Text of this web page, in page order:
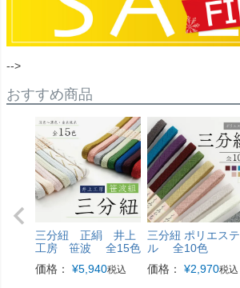
-->
おすすめ商品
三分紐 正絹 井上
工房 笹波 全15色
価格：
¥5,940税込
三分紐 ポリエステ
ル 全10色
価格：
¥2,970税込